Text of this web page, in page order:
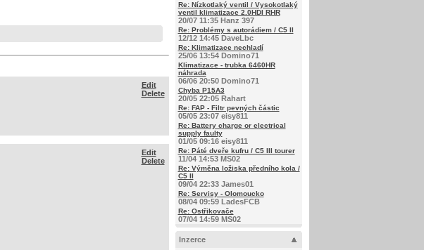
Edit
Delete
Edit
Delete
Re: Nízkotlaký ventil / Vysokotlaký
ventil klimatizace 2.0HDI RHR
20/07 11:35 Hanz 397
Re: Problémy s autorádiem / C5 II
12/12 14:45 DaveLbc
Re: Klimatizace nechladí
25/06 13:54 Domino71
Klimatizace - trubka 6460HR
náhrada
06/06 20:50 Domino71
Chyba P15A3
20/05 22:05 Rahart
Re: FAP - Filtr pevných částic
05/05 23:07 eisy811
Re: Battery charge or electrical
supply faulty
01/05 09:16 eisy811
Re: Páté dveře kufru / C5 III tourer
11/04 14:53 MS02
Re: Výměna ložiska předního kola /
C5 II
09/04 22:33 James01
Re: Servisy - Olomoucko
08/04 09:59 LadesFCB
Re: Ostřikovače
07/04 14:59 MS02
Inzerce